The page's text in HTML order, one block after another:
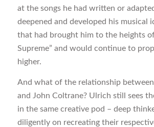
at the songs he had written or
deepened and developed his musical
that had brought him to the heights of
Supreme” and would continue to
higher.
And what of the relationship
and John Coltrane? Ulrich still sees
in the same creative pod – deep
diligently on recreating their